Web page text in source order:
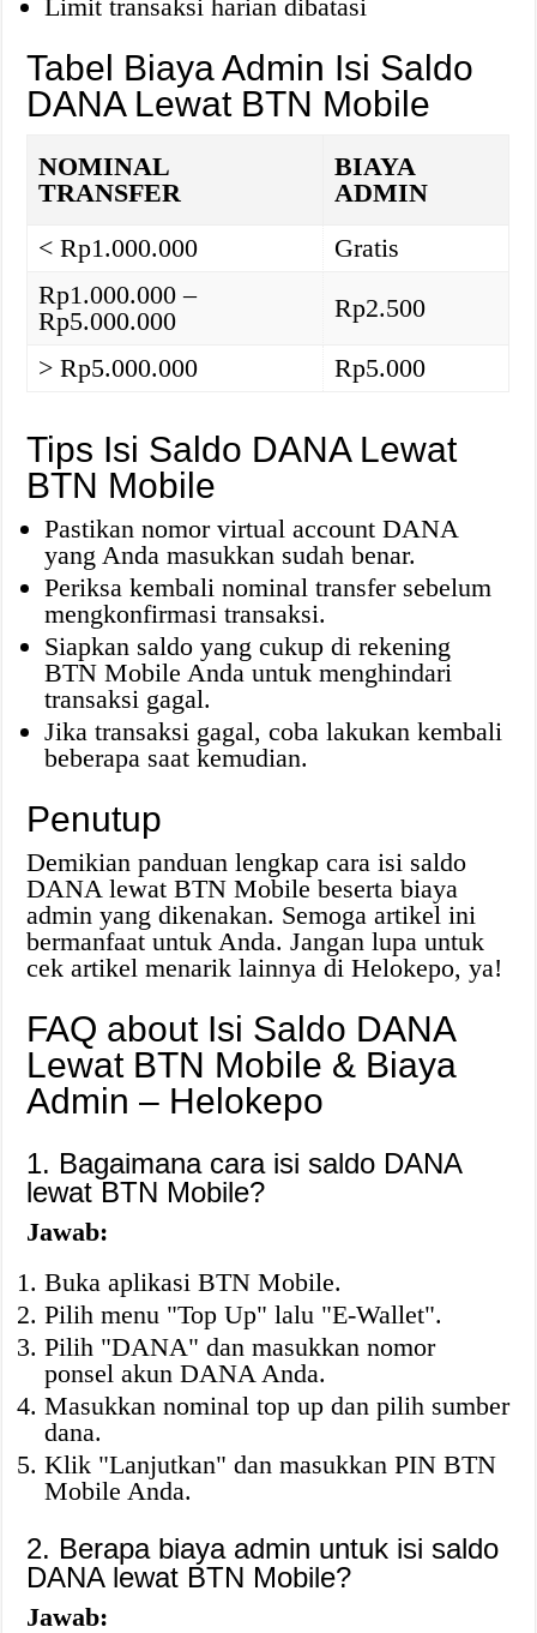
Limit transaksi harian dibatasi
Tabel Biaya Admin Isi Saldo
DANA Lewat BTN Mobile
NOMINAL
TRANSFER
BIAYA
ADMIN
< Rp1.000.000
Gratis
Rp1.000.000 –
Rp5.000.000
Rp2.500
> Rp5.000.000
Rp5.000
Tips Isi Saldo DANA Lewat
BTN Mobile
Pastikan nomor virtual account DANA
yang Anda masukkan sudah benar.
Periksa kembali nominal transfer sebelum
mengkonfirmasi transaksi.
Siapkan saldo yang cukup di rekening
BTN Mobile Anda untuk menghindari
transaksi gagal.
Jika transaksi gagal, coba lakukan kembali
beberapa saat kemudian.
Penutup
Demikian panduan lengkap cara isi saldo
DANA lewat BTN Mobile beserta biaya
admin yang dikenakan. Semoga artikel ini
bermanfaat untuk Anda. Jangan lupa untuk
cek artikel menarik lainnya di Helokepo, ya!
FAQ about Isi Saldo DANA
Lewat BTN Mobile & Biaya
Admin – Helokepo
1. Bagaimana cara isi saldo DANA
lewat BTN Mobile?
Jawab:
Buka aplikasi BTN Mobile.
Pilih menu "Top Up" lalu "E-Wallet".
Pilih "DANA" dan masukkan nomor
ponsel akun DANA Anda.
Masukkan nominal top up dan pilih sumber
dana.
Klik "Lanjutkan" dan masukkan PIN BTN
Mobile Anda.
2. Berapa biaya admin untuk isi saldo
DANA lewat BTN Mobile?
Jawab: